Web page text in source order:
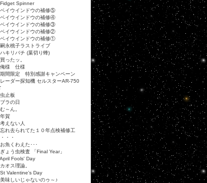
Spinner
イウインドウの補修⑤
イウインドウの補修④
イウインドウの補修③
イウインドウの補修②
イウインドウの補修①
永桃子ラストライブ
キリバチ (葉切り蜂)
ったッ。
様 仕様
間限定 特別感謝キャンペーン
ーダー探知機 セルスターAR-750
止板
ラの日
～ん。
賀
えない人
れ去られてた１０年点検補修工
・・
魚くわえた･･･
ょう虫検査 「Final Year」
Fools' Day
オス理論。
Valentine's Day
味しいじゃないのゥ～♪